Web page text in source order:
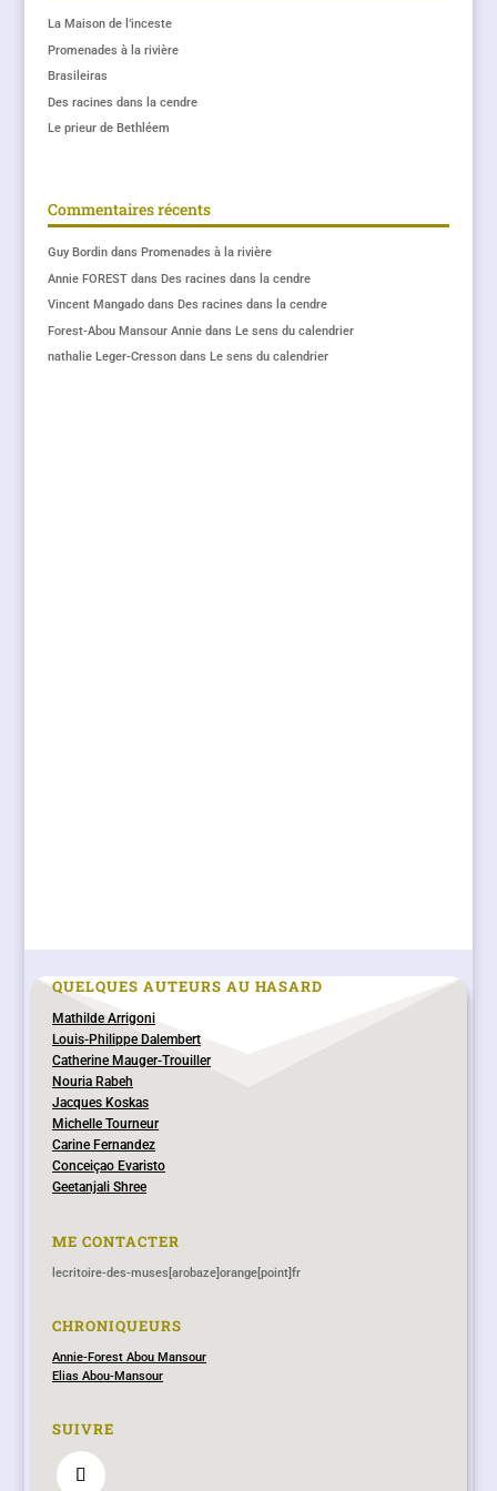
La Maison de l’inceste
Promenades à la rivière
Brasileiras
Des racines dans la cendre
Le prieur de Bethléem
Commentaires récents
Guy Bordindans Promenades à la rivière
Annie FORESTdans Des racines dans la cendre
Vincent Mangadodans Des racines dans la cendre
Forest-Abou Mansour Anniedans Le sens du calendrier
nathalie Leger-Cressondans Le sens du calendrier
QUELQUES AUTEURS AU HASARD
Mathilde Arrigoni
Louis-Philippe Dalembert
Catherine Mauger-Trouiller
Nouria Rabeh
Jacques Koskas
Michelle Tourneur
Carine Fernandez
Conceiçao Evaristo
Geetanjali Shree
ME CONTACTER
lecritoire-des-muses[arobaze]orange[point]fr
CHRONIQUEURS
Annie-Forest Abou Mansour
Elias Abou-Mansour
SUIVRE